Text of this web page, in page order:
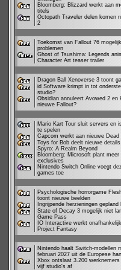
Bloomberg: Blizzard werkt aan
titels
Octopath Traveler delen komen
2
Toekomst van Fallout 76
problemen
Ghost of Tsushima: Legends
Character Art teaser trailer
Dragon Ball Xenoverse 3 toont
id Software krimpt in tot
studio?
Obsidian annuleert Avowed 2 en
nieuwe Fallout?
Mario Kart Tour sluit servers en
te spelen
Capcom werkt aan nieuwe Dead
Toys for Bob deelt nieuwe
Spyro: A Realm Beyond
Bloomberg: Microsoft plant meer
exclusives
Nintendo Switch Online voegt
games toe
Psychologische horrorgame
toont nieuwe beelden
Ingrijpende herzieningen
State of Decay 3 mogelijk niet
Game Pass
IO Interactive werkt
Project Fantasy
Nintendo haalt Switch-modellen
februari 2027 uit de Europese
Xbox ontslaat 3.200
vijf studio's af